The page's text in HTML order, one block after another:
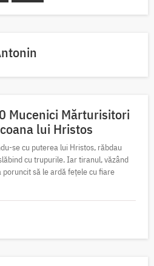
Mucenici Mărturisitori
lui Hristos
se cu puterea lui Hristos, răbdau
cu trupurile. Iar tiranul, văzând
poruncit să le ardă fețele cu fiare